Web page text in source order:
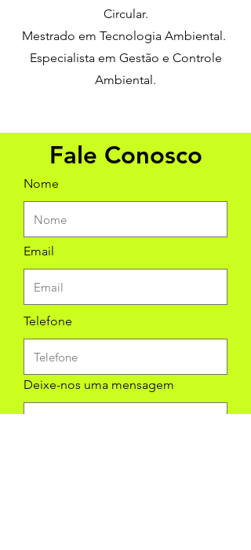
Circular.
Mestrado em Tecnologia Ambiental.
Especialista em Gestão e Controle
Ambiental.
Fale Conosco
Nome
Email
Telefone
Deixe-nos uma mensagem